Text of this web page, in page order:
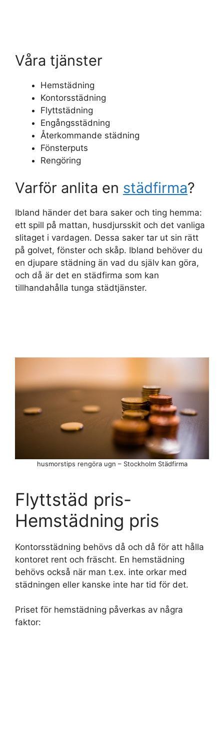
Våra tjänster
Hemstädning
Kontorsstädning
Flyttstädning
Engångsstädning
Återkommande städning
Fönsterputs
Rengöring
Varför anlita en städfirma?
Ibland händer det bara saker och ting hemma:
ett spill på mattan, husdjursskit och det vanliga
slitaget i vardagen. Dessa saker tar ut sin rätt
på golvet, fönster och skåp. Ibland behöver du
en djupare städning än vad du själv kan göra,
och då är det en städfirma som kan
tillhandahålla tunga städtjänster.
husmorstips rengöra ugn – Stockholm Städfirma
Flyttstäd pris-
Hemstädning pris
Kontorsstädning behövs då och då för att hålla
kontoret rent och fräscht. En hemstädning
behövs också när man t.ex. inte orkar med
städningen eller kanske inte har tid för det.
Priset för hemstädning påverkas av några
faktor: